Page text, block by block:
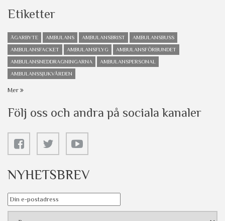
Etiketter
ÄGARBYTE AMBULANS AMBULANSBRIST
AMBULANSBUSS
AMBULANSFACKET
AMBULANSFLYG
AMBULANSFÖRBUNDET
AMBULANSNEDDRAGNINGARNA
AMBULANSPERSONAL
AMBULANSSJUKVÅRDEN
Mer
Följ oss och andra på sociala kanaler
NYHETSBREV